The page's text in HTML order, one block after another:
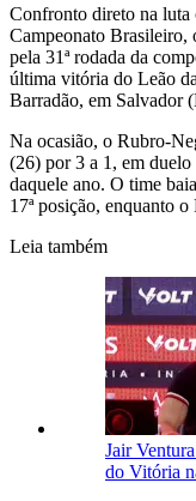
Confronto direto na luta
Campeonato Brasileiro,
pela 31ª rodada da
última vitória do Leão
Barradão, em Salvador
Na ocasião, o Rubro-
(26) por 3 a 1, em
daquele ano. O time
17ª posição, enquanto
Leia também
Jair
do Vitória